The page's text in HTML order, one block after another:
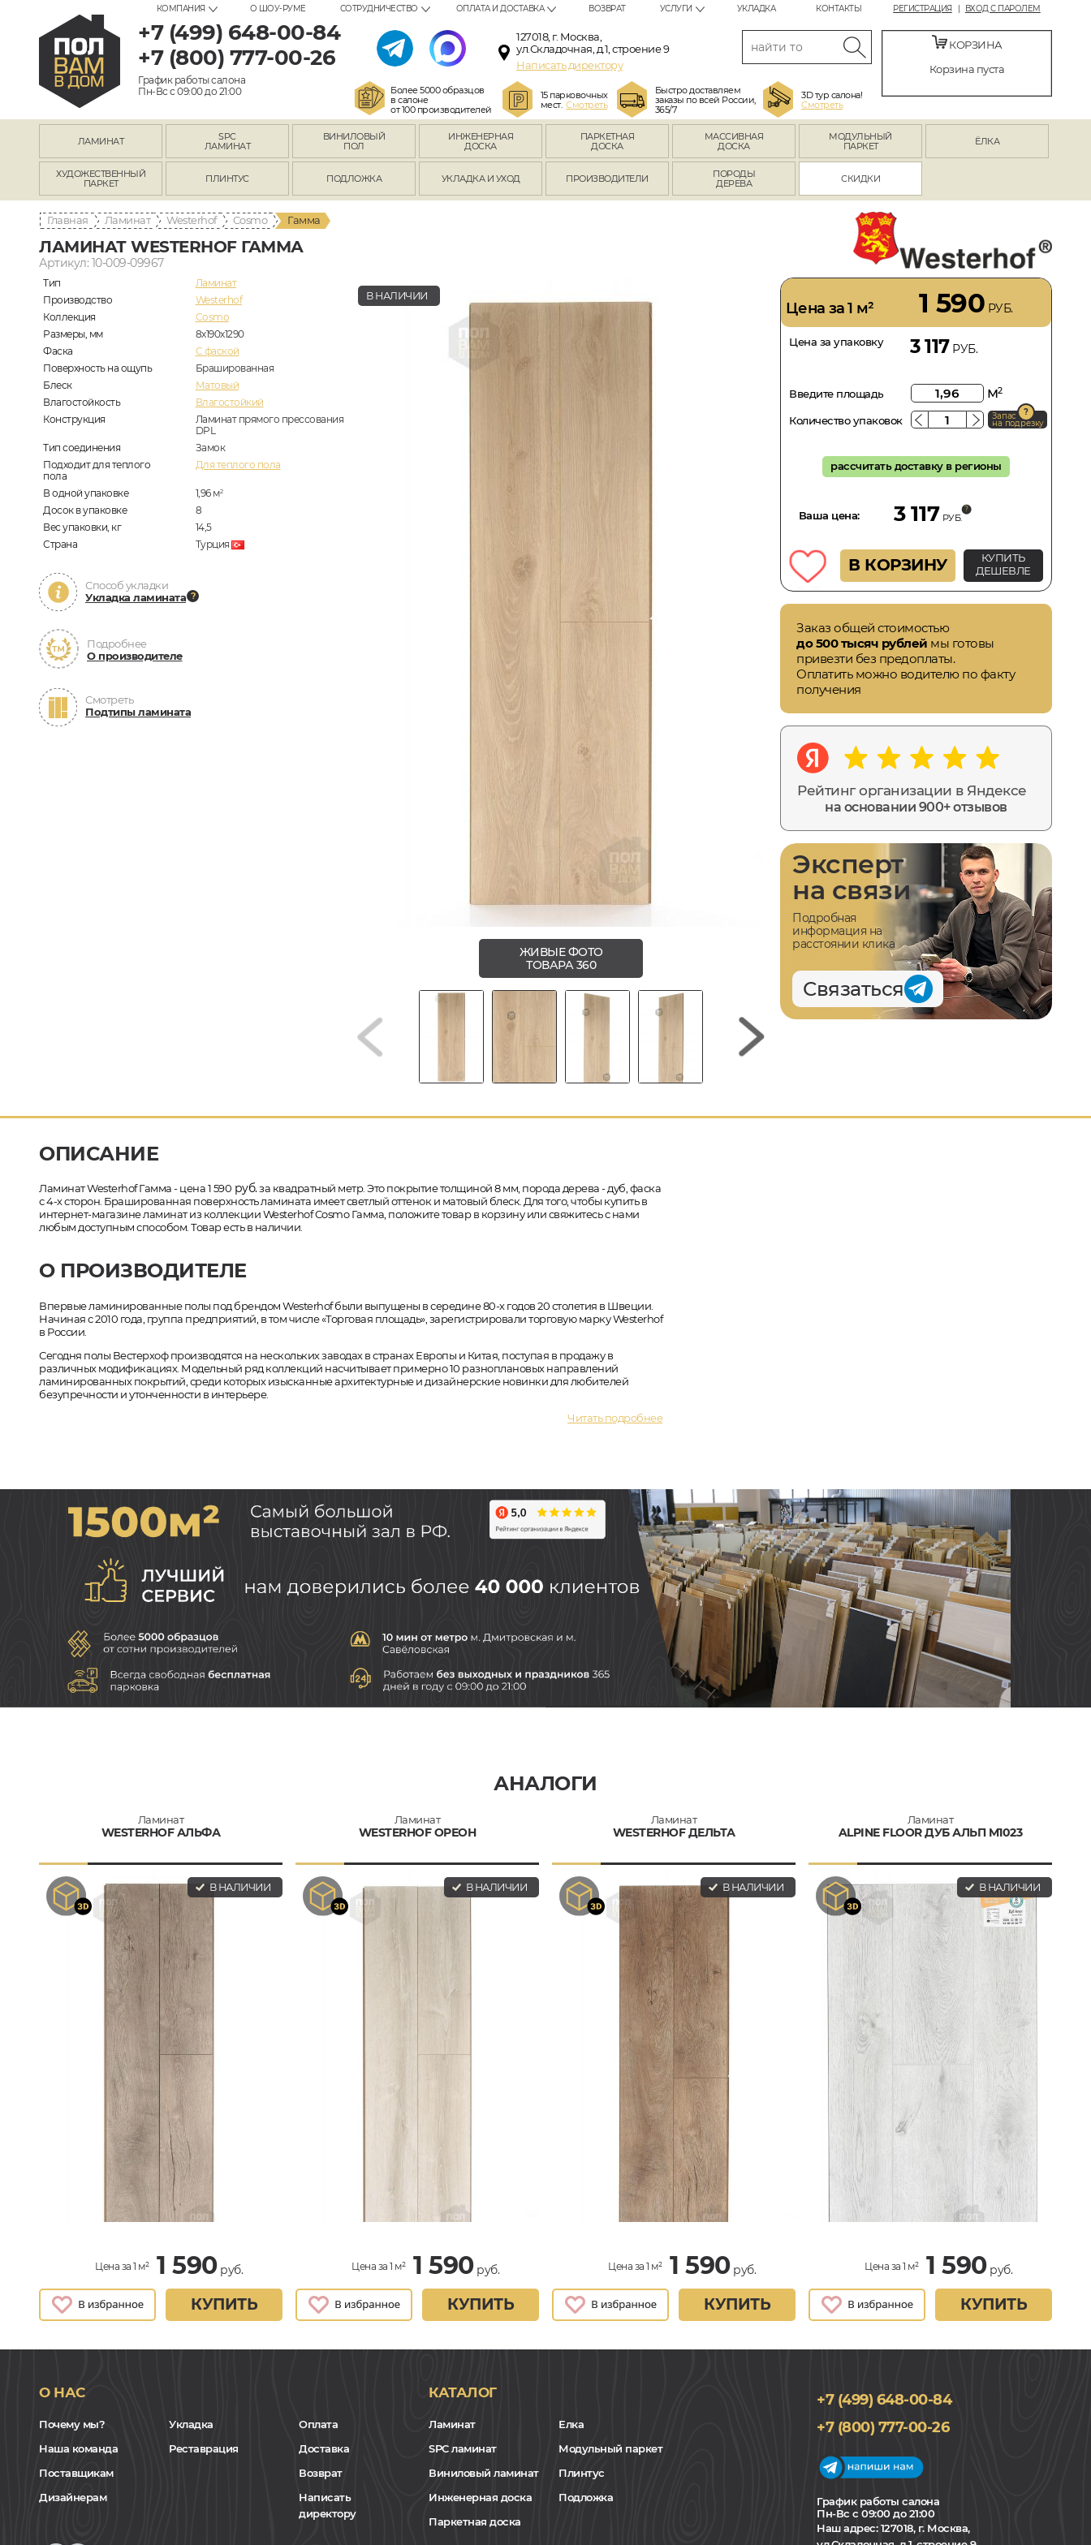
РЕГИСТРАЦИЯ ВХОД С ПАРОЛЕМ
КОМПАНИЯ О ШОУ-РУМЕ СОТРУДНИЧЕСТВО ОПЛАТА И ДОСТАВКА ВОЗВРАТ УСЛУГИ УКЛАДКА КОНТАКТЫ
+7 (499) 648-00-84
+7 (800) 777-00-26
График работы салона
Пн-Вс с 09:00 до 21:00
127018, г. Москва,
ул.Складочная, д.1, строение 9
Написать директору
Более 5000 образцов
в салоне
от 100 производителей
15 парковочных
мест.Смотреть
Быстро доставляем
заказы по всей России,
365/7
3D тур салона!
Смотреть
КОРЗИНА
Корзина пуста
ЛАМИНАТ
SPC
ЛАМИНАТ
ВИНИЛОВЫЙ
ПОЛ
ИНЖЕНЕРНАЯ
ДОСКА
ПАРКЕТНАЯ
ДОСКА
МАССИВНАЯ
ДОСКА
МОДУЛЬНЫЙ
ПАРКЕТ
ЁЛКА
ХУДОЖЕСТВЕННЫЙ
ПАРКЕТ
ПЛИНТУС ПОДЛОЖКА УКЛАДКА И УХОД ПРОИЗВОДИТЕЛИ
ПОРОДЫ
ДЕРЕВА
СКИДКИ
Главная Ламинат Westerhof Cosmo Гамма
ЛАМИНАТ WESTERHOF ГАММА
Артикул: 10-009-09967
Тип
Ламинат
Производство
Westerhof
Коллекция
Cosmo
Размеры, мм
8х190х1290
Фаска
C фаской
Поверхность на ощупь
Брашированная
Блеск
Матовый
Влагостойкость
Влагостойкий
Конструкция
Ламинат прямого прессования
DPL
Тип соединения
Замок
Подходит для теплого
пола
Для теплого пола
В одной упаковке 1,96 м2
Досок в упаковке
8
Вес упаковки, кг
14,5
Страна
Турция
Способ укладки
Укладка ламината
Подробнее
О производителе
Смотреть
Подтипы ламината
В НАЛИЧИИ
ЖИВЫЕ ФОТО
ТОВАРА 360
Цена за 1 м² 1 590 РУБ.
Цена за упаковку 3 117 РУБ.
Введите площадь м2
Количество упаковок Запас
на подрезку
рассчитать доставку в регионы
Ваша цена: 3 117 РУБ.
В КОРЗИНУ
КУПИТЬ
ДЕШЕВЛЕ
Заказ общей стоимостью
до 500 тысяч рублей мы готовы
привезти без предоплаты.
Оплатить можно водителю по факту
получения
Рейтинг организации в Яндексе
на основании 900+ отзывов
Эксперт
на связи
Подробная
информация на
расстоянии клика
Связаться
ОПИСАНИЕ
Ламинат Westerhof Гамма - цена 1 590 руб.за квадратный метр. Это покрытие толщиной 8 мм, порода дерева - дуб, фаска
с 4-х сторон. Брашированная поверхность ламината имеет светлый оттенок и матовый блеск. Для того, чтобы купить в
интернет-магазине ламинат из коллекции Westerhof Cosmo Гамма, положите товар в корзину или свяжитесь с нами
любым доступным способом. Товар есть в наличии.
О ПРОИЗВОДИТЕЛЕ
Впервые ламинированные полы под брендом Westerhof были выпущены в середине 80-х годов 20 столетия в Швеции.
Начиная с 2010 года, группа предприятий, в том числе «Торговая площадь», зарегистрировали торговую марку Westerhof
в России.
Сегодня полы Вестерхоф производятся на нескольких заводах в странах Европы и Китая, поступая в продажу в
различных модификациях. Модельный ряд коллекций насчитывает примерно 10 разноплановых направлений
ламинированных покрытий, среди которых изысканные архитектурные и дизайнерские новинки для любителей
безупречности и утонченности в интерьере.
Читать подробнее
АНАЛОГИ
Ламинат
WESTERHOF АЛЬФА
В НАЛИЧИИ
Цена за 1 м² 1 590руб.
КУПИТЬ
Ламинат
WESTERHOF ОРЕОН
В НАЛИЧИИ
Цена за 1 м² 1 590руб.
КУПИТЬ
Ламинат
WESTERHOF ДЕЛЬТА
В НАЛИЧИИ
Цена за 1 м² 1 590руб.
КУПИТЬ
Ламинат
ALPINE FLOOR ДУБ АЛЬП M1023
В НАЛИЧИИ
Цена за 1 м² 1 590руб.
КУПИТЬ
О НАС
Почему мы?
Наша команда
Поставщикам
Дизайнерам
Укладка
Реставрация
Оплата
Доставка
Возврат
Написать
директору
КАТАЛОГ
Ламинат
SPC ламинат
Виниловый ламинат
Инженерная доска
Паркетная доска
Елка
Модульный паркет
Плинтус
Подложка
+7 (499) 648-00-84
+7 (800) 777-00-26
График работы салона
Пн-Вс с 09:00 до 21:00
Наш адрес:127018, г. Москва,